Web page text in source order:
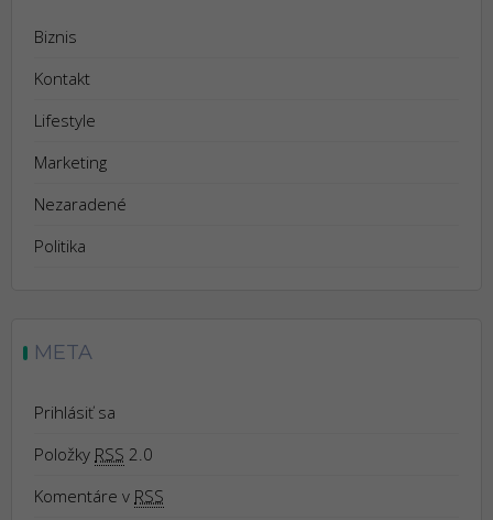
Biznis
Kontakt
Lifestyle
Marketing
Nezaradené
Politika
META
Prihlásiť sa
Položky RSS 2.0
Komentáre v RSS